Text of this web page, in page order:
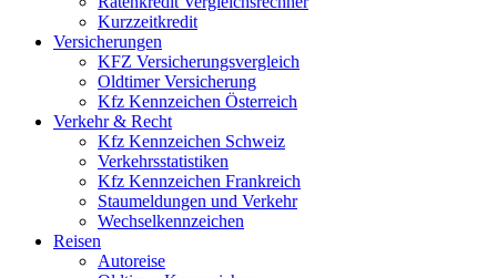
Kurzzeitkredit
Versicherungen
KFZ Versicherungsvergleich
Oldtimer Versicherung
Kfz Kennzeichen Österreich
Verkehr & Recht
Kfz Kennzeichen Schweiz
Verkehrsstatistiken
Kfz Kennzeichen Frankreich
Staumeldungen und Verkehr
Wechselkennzeichen
Reisen
Autoreise